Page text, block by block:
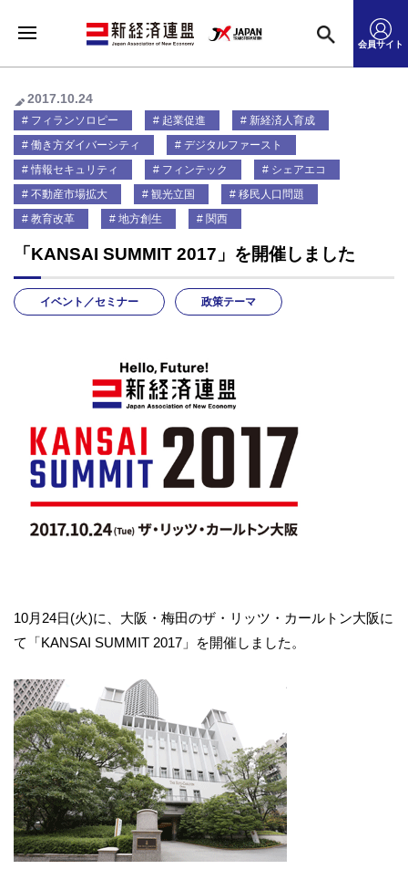
会員サイト
2017.10.24
フィランソロピー 起業促進
新経済人育成
働き方ダイバーシティ
デジタルファースト
情報セキュリティ
フィンテック
シェアエコ
不動産市場拡大
観光立国
移民人口問題
教育改革
地方創生 関西
「KANSAI SUMMIT 2017」を開催しました
イベント／セミナー 政策テーマ
10月24日(火)に、大阪・梅田のザ・リッツ・カールトン大阪に
て「KANSAI SUMMIT 2017」を開催しました。